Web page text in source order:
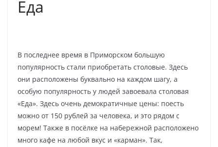
Еда
В последнее время в Приморском большую
популярность стали приобретать столовые. Здесь
они расположены буквально на каждом шагу, а
особую популярность у людей завоевала столовая
«Еда». Здесь очень демократичные цены: поесть
можно от 150 рублей за человека, и это рядом с
морем! Также в посёлке на набережной расположено
много кафе на любой вкус и «карман». Так,